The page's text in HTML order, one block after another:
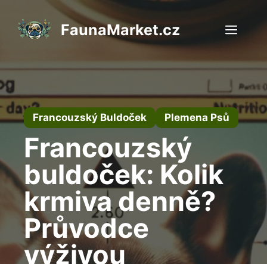
obsah
FaunaMarket.cz
Francouzský Buldoček Plemena Psů
Francouzský
buldoček: Kolik
krmiva denně?
Průvodce
výživou